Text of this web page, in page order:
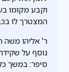
וקבע מקומו
המצטרך לו
ר' אליהו משה
נוסף על
סיפר: במשך